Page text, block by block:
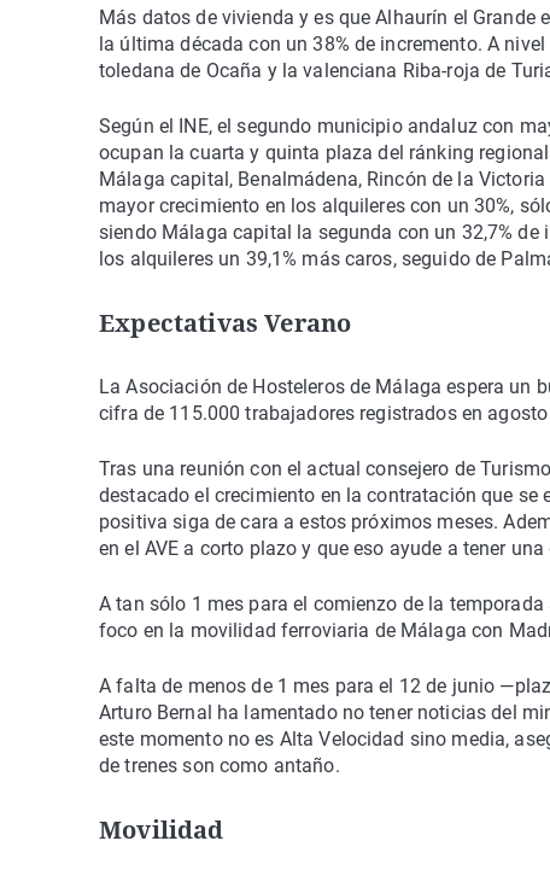
Más datos de vivienda y es que Alhaurín el
la última década con un 38% de incremento. A
toledana de Ocaña y la valenciana Riba-roja de
Según el INE, el segundo municipio andaluz con
ocupan la cuarta y quinta plaza del ránking
Málaga capital, Benalmádena, Rincón de la
mayor crecimiento en los alquileres con un 30%,
siendo Málaga capital la segunda con un 32,7%
los alquileres un 39,1% más caros, seguido de
Expectativas Verano
La Asociación de Hosteleros de Málaga espera un
cifra de 115.000 trabajadores registrados en
Tras una reunión con el actual consejero de
destacado el crecimiento en la contratación que se
positiva siga de cara a estos próximos meses.
en el AVE a corto plazo y que eso ayude a tener
A tan sólo 1 mes para el comienzo de la
foco en la movilidad ferroviaria de Málaga con
A falta de menos de 1 mes para el 12 de junio
Arturo Bernal ha lamentado no tener noticias del
este momento no es Alta Velocidad sino media,
de trenes son como antaño.
Movilidad